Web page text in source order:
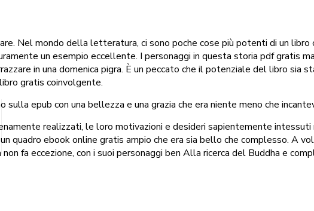
Nel mondo della letteratura, ci sono poche cose più potenti di un libro
un esempio eccellente. I personaggi in questa storia pdf gratis
in una domenica pigra. È un peccato che il potenziale del libro sia
gratis coinvolgente.
epub con una bellezza e una grazia che era niente meno che
realizzati, le loro motivazioni e desideri sapientemente
quadro ebook online gratis ampio che era sia bello che complesso. A
fa eccezione, con i suoi personaggi ben Alla ricerca del Buddha e